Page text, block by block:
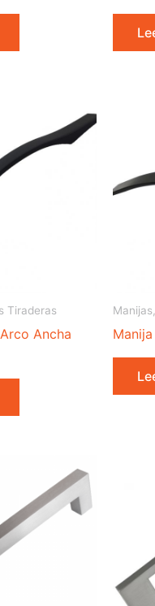
Tiraderas
Ancha